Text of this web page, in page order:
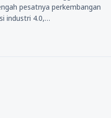
pesatnya perkembangan
industri 4.0,…